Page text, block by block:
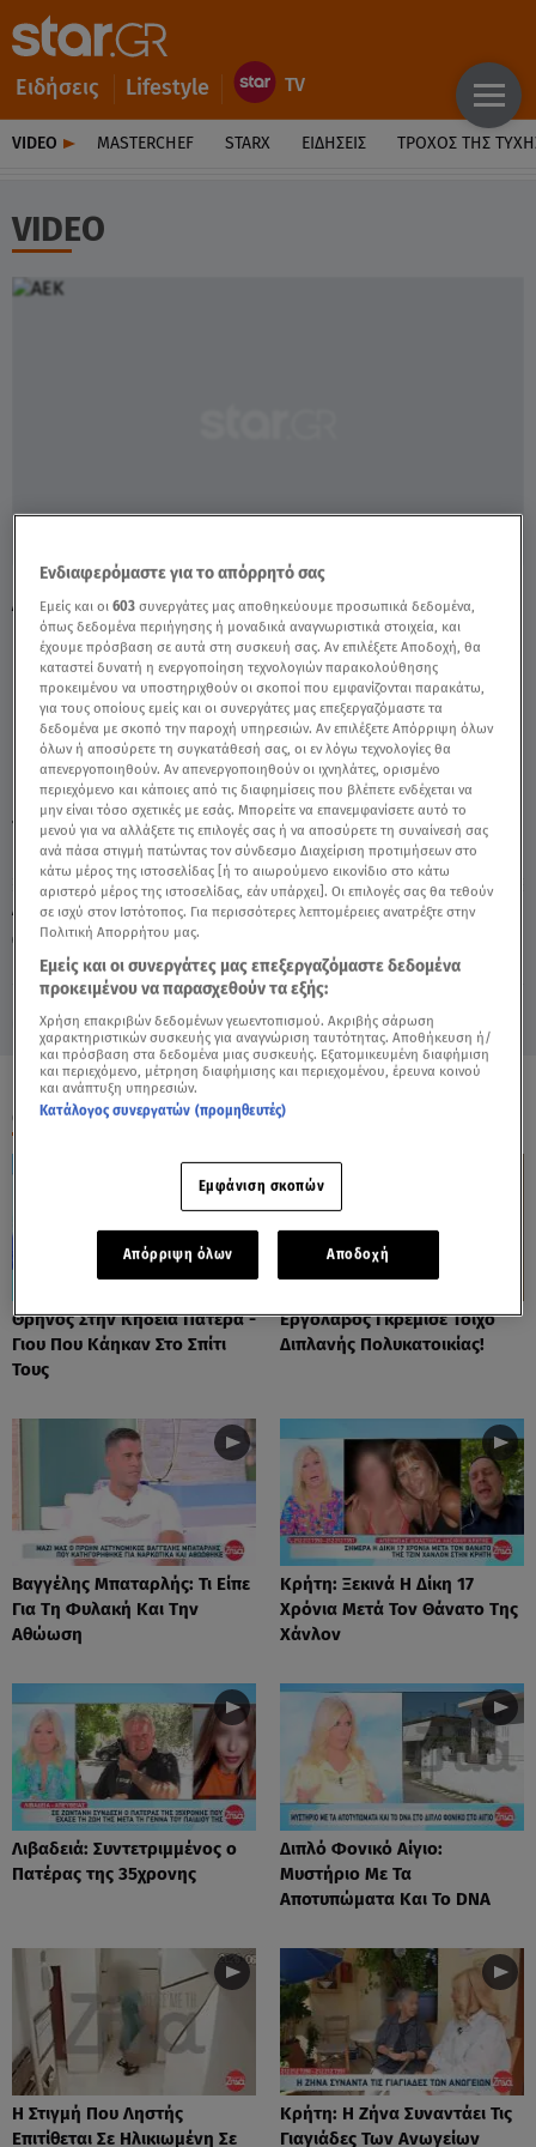
Ειδήσεις Lifestyle
VIDEO MASTERCHEF STARX ΕΙΔΉΣΕΙΣ ΤΡΟΧΌΣ ΤΗΣ
VIDEO
Δευτέρα 10 Αυγούστου 2026
27.06.24, 15:03
ΑΘΛΗΤΙΚΑ
Πηγή: Αλήθειες με τη Ζήνα
ΑΕΚ: Η Ζήνα Κουτσελίνη Στο Μουσείο
Ιστορίας Του Συλλόγου - Video
TAGS: AEK ΖΗΝΑ ΚΟΥΤΣΕΛΙΝΗ ΑΛΗΘΕΙΕΣ ΜΕ ΤΗ ΖΗΝΑ
ΟΛΑ ΤΑ ΒΙΝΤΕΟ
Θρήνος Στην Κηδεία Πατέρα -
Γιου Που Κάηκαν Στο Σπίτι
Τους
Εργολάβος Γκρέμισε Τοίχο
Διπλανής Πολυκατοικίας!
Βαγγέλης Μπαταρλής: Τι Είπε
Για Τη Φυλακή Και Την
Αθώωση
Κρήτη: Ξεκινά Η Δίκη 17
Χρόνια Μετά Τον Θάνατο Της
Χάνλον
Λιβαδειά: Συντετριμμένος ο
Πατέρας της 35χρονης
Διπλό Φονικό Αίγιο:
Μυστήριο Με Τα
Αποτυπώματα Και Το DNA
Η Στιγμή Που Ληστής
Επιτίθεται Σε Ηλικιωμένη Σε
Κρήτη: Η Ζήνα Συναντάει Τις
Γιαγιάδες Των Ανωγείων
Ενδιαφερόμαστε για το απόρρητό σας
Εμείς και οι603 συνεργάτες μας αποθηκεύουμε προσωπικά δεδομένα,
όπως δεδομένα περιήγησης ή μοναδικά αναγνωριστικά στοιχεία, και
έχουμε πρόσβαση σε αυτά στη συσκευή σας. Αν επιλέξετε Αποδοχή, θα
καταστεί δυνατή η ενεργοποίηση τεχνολογιών παρακολούθησης
προκειμένου να υποστηριχθούν οι σκοποί που εμφανίζονται παρακάτω,
για τους οποίους εμείς και οι συνεργάτες μας επεξεργαζόμαστε τα
δεδομένα με σκοπό την παροχή υπηρεσιών. Αν επιλέξετε Απόρριψη όλων
όλων ή αποσύρετε τη συγκατάθεσή σας, οι εν λόγω τεχνολογίες θα
απενεργοποιηθούν. Αν απενεργοποιηθούν οι ιχνηλάτες, ορισμένο
περιεχόμενο και κάποιες από τις διαφημίσεις που βλέπετε ενδέχεται να
μην είναι τόσο σχετικές με εσάς. Μπορείτε να επανεμφανίσετε αυτό το
μενού για να αλλάξετε τις επιλογές σας ή να αποσύρετε τη συναίνεσή σας
ανά πάσα στιγμή πατώντας τον σύνδεσμο Διαχείριση προτιμήσεων στο
κάτω μέρος της ιστοσελίδας [ή το αιωρούμενο εικονίδιο στο κάτω
αριστερό μέρος της ιστοσελίδας, εάν υπάρχει]. Οι επιλογές σας θα τεθούν
σε ισχύ στον Ιστότοπος. Για περισσότερες λεπτομέρειες ανατρέξτε στην
Πολιτική Απορρήτου μας.
Εμείς και οι συνεργάτες μας επεξεργαζόμαστε δεδομένα
προκειμένου να παρασχεθούν τα εξής:
Χρήση επακριβών δεδομένων γεωεντοπισμού. Ακριβής σάρωση
χαρακτηριστικών συσκευής για αναγνώριση ταυτότητας. Αποθήκευση ή/
και πρόσβαση στα δεδομένα μιας συσκευής. Εξατομικευμένη διαφήμιση
και περιεχόμενο, μέτρηση διαφήμισης και περιεχομένου, έρευνα κοινού
και ανάπτυξη υπηρεσιών.
Κατάλογος συνεργατών (προμηθευτές)
Εμφάνιση σκοπών
Απόρριψη όλων Αποδοχή